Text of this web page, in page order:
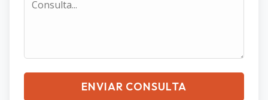
ENVIAR CONSULTA